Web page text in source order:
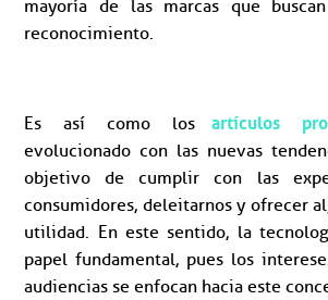
mayoría de las marcas que
reconocimiento.
Es así como losartículos
evolucionado con las nuevas
objetivo de cumplir con las
consumidores, deleitarnos y ofrecer
utilidad. En este sentido, la
papel fundamental, pues los
audiencias se enfocan hacia este